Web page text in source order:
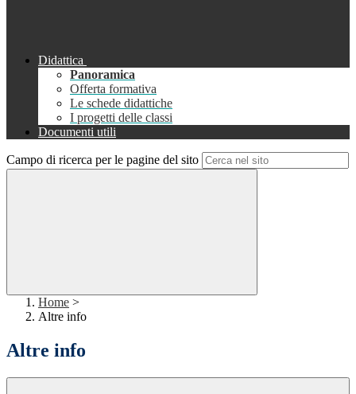
Didattica
Panoramica
Offerta formativa
Le schede didattiche
I progetti delle classi
Documenti utili
Campo di ricerca per le pagine del sito
Home >
Altre info
Altre info